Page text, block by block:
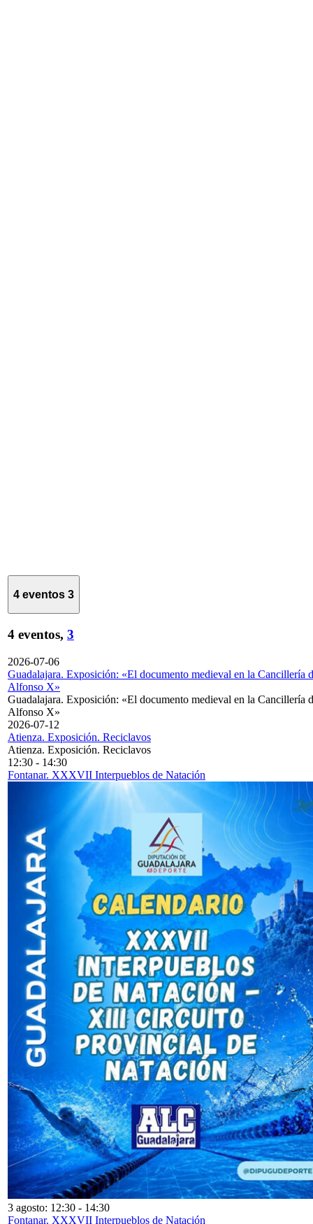
4 eventos 3
4 eventos, 3
2026-07-06
Guadalajara. Exposición: «El documento medieval en la Cancillería
Alfonso X»
Guadalajara. Exposición: «El documento medieval en la Cancillería
Alfonso X»
2026-07-12
Atienza. Exposición. Reciclavos
Atienza. Exposición. Reciclavos
12:30 - 14:30
Fontanar. XXXVII Interpueblos de Natación
3 agosto: 12:30 - 14:30
Fontanar. XXXVII Interpueblos de Natación